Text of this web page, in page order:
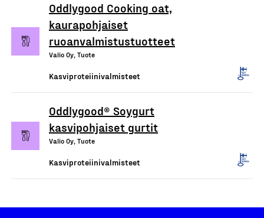
Oddlygood Cooking oat,
kaurapohjaiset
ruoanvalmistustuotteet
Valio Oy, Tuote
Kasviproteiinivalmisteet
Oddlygood® Soygurt
kasvipohjaiset gurtit
Valio Oy, Tuote
Kasviproteiinivalmisteet